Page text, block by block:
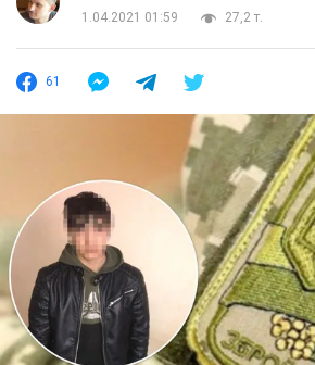
1.04.2021 01:59
27,2 т.
61